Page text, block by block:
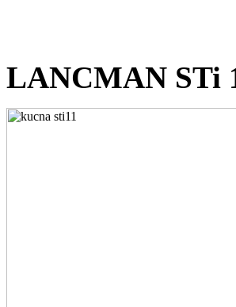
LANCMAN STi